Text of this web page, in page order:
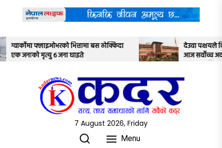
content
देउवा पक्षयले दिएकोे पुनरावलोकन निवेदनमाथि
आज सर्वोच्च अदालतका तीन न्यायाधीशले
7 August 2026, Friday
Menu